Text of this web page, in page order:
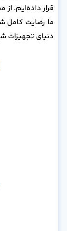
قرار داده‌ایم.
ما رضایت کامل
دنیای تجهیزات